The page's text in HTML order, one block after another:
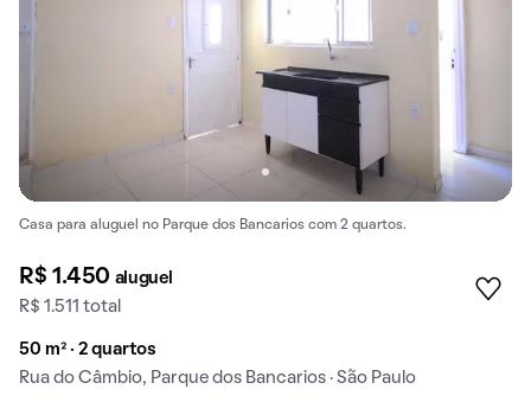
Casa para aluguel no Parque dos Bancarios com 2 quartos.
R$ 1.450 aluguel
R$ 1.511 total
50 m² · 2 quartos
Rua do Câmbio, Parque dos Bancarios · São Paulo